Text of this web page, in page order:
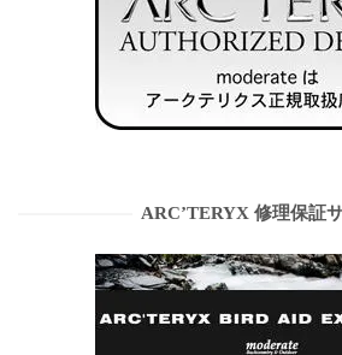
ARC’TERYX 修理保証